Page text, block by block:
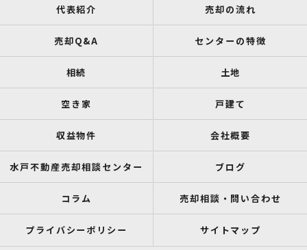
代表紹介 売却の流れ
売却Q&A センターの特徴
相続 土地
空き家 戸建て
収益物件 会社概要
水戸不動産売却相談センター ブログ
コラム 売却相談・問い合わせ
プライバシーポリシー サイトマップ